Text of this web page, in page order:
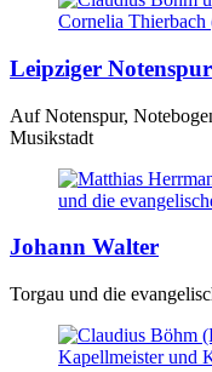
Leipziger Notenspur
Auf Notenspur,
Musikstadt
Johann Walter
Torgau und die